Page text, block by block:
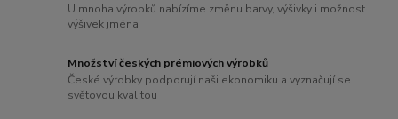
U mnoha výrobků nabízíme změnu barvy, výšivky i možnost
výšivek jména
Množství českých prémiových výrobků
České výrobky podporují naši ekonomiku a vyznačují se
světovou kvalitou